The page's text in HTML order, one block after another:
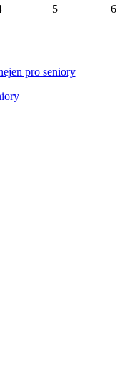
5 6
pro seniory